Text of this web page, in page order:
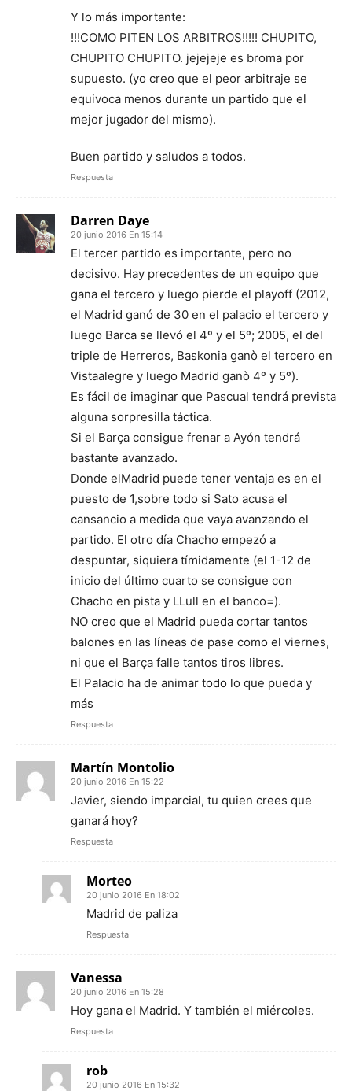
Y lo más importante:
!!!COMO PITEN LOS ARBITROS!!!!! CHUPITO,
CHUPITO CHUPITO. jejejeje es broma por
supuesto. (yo creo que el peor arbitraje se
equivoca menos durante un partido que el
mejor jugador del mismo).
Buen partido y saludos a todos.
Respuesta
Darren Daye
20 junio 2016 En 15:14
El tercer partido es importante, pero no
decisivo. Hay precedentes de un equipo que
gana el tercero y luego pierde el playoff (2012,
el Madrid ganó de 30 en el palacio el tercero y
luego Barca se llevó el 4º y el 5º; 2005, el del
triple de Herreros, Baskonia ganò el tercero en
Vistaalegre y luego Madrid ganò 4º y 5º).
Es fácil de imaginar que Pascual tendrá prevista
alguna sorpresilla táctica.
Si el Barça consigue frenar a Ayón tendrá
bastante avanzado.
Donde elMadrid puede tener ventaja es en el
puesto de 1,sobre todo si Sato acusa el
cansancio a medida que vaya avanzando el
partido. El otro día Chacho empezó a
despuntar, siquiera tímidamente (el 1-12 de
inicio del último cuarto se consigue con
Chacho en pista y LLull en el banco=).
NO creo que el Madrid pueda cortar tantos
balones en las líneas de pase como el viernes,
ni que el Barça falle tantos tiros libres.
El Palacio ha de animar todo lo que pueda y
más
Respuesta
Martín Montolio
20 junio 2016 En 15:22
Javier, siendo imparcial, tu quien crees que
ganará hoy?
Respuesta
Morteo
20 junio 2016 En 18:02
Madrid de paliza
Respuesta
Vanessa
20 junio 2016 En 15:28
Hoy gana el Madrid. Y también el miércoles.
Respuesta
rob
20 junio 2016 En 15:32